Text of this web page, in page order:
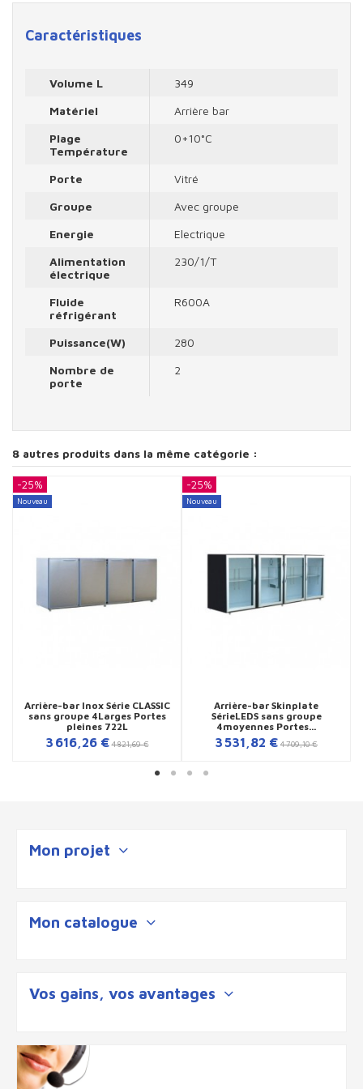
Caractéristiques
Volume L
349
Matériel
Arrière bar
Plage
Température
0+10°C
Porte
Vitré
Groupe
Avec groupe
Energie
Electrique
Alimentation
électrique
230/1/T
Fluide
réfrigérant
R600A
Puissance(W)
280
Nombre de
porte
2
8 autres produits dans la même catégorie :
-25%
Nouveau
Arrière-bar Inox Série CLASSIC
sans groupe 4Larges Portes
pleines 722L
3 616,26 € 4 821,69 €
-25%
Nouveau
Arrière-bar Skinplate
SérieLEDS sans groupe
4moyennes Portes...
3 531,82 € 4 709,10 €
Mon projet
Mon catalogue
Vos gains, vos avantages